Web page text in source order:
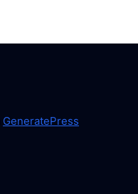
GeneratePress